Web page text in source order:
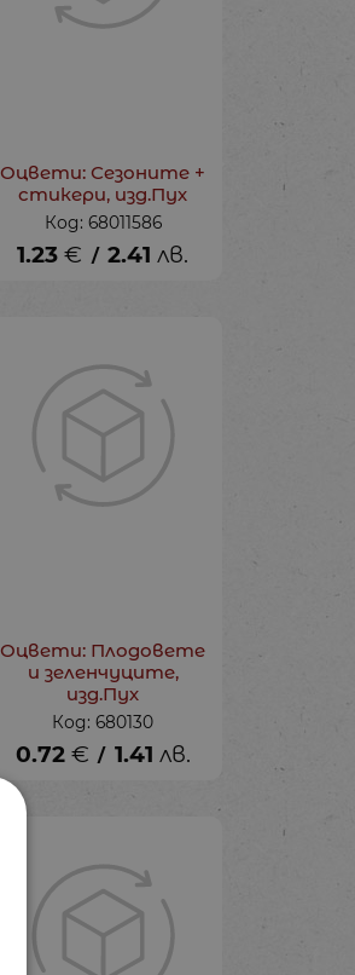
Оцвети: Сезоните +
стикери, изд.Пух
Код: 68011586
1.23 € / 2.41 лв.
Оцвети: Плодовете
и зеленчуците,
изд.Пух
Код: 680130
0.72 € / 1.41 лв.